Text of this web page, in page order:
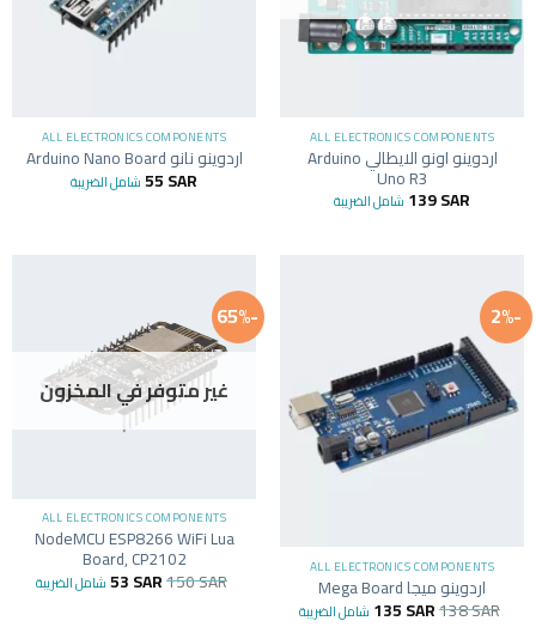
ALL ELECTRONICS COMPONENTS
اردوينو اونو الايطالي Arduino
Uno R3
139SAR شامل الضريبة
ALL ELECTRONICS COMPONENTS
اردوينو نانو Arduino Nano Board
55SAR شامل الضريبة
-2%
ALL ELECTRONICS COMPONENTS
اردوينو ميجا Mega Board
138SAR
135SAR شامل الضريبة
-65%
غير متوفر في المخزون
ALL ELECTRONICS COMPONENTS
NodeMCU ESP8266 WiFi Lua
Board, CP2102
150SAR
53SAR شامل الضريبة